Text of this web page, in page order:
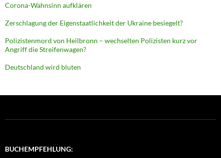
Corona-Wahnsinn aufklären
Zerschlagung der Eigenstaatlichkeit der Ukraine besiegelt?
Polizistenmord von Heilbronn – wechselten Polizisten kurz vor
Angriff die Streifenwagen?
Deutschland wird bluten
BUCHEMPFEHLUNG: